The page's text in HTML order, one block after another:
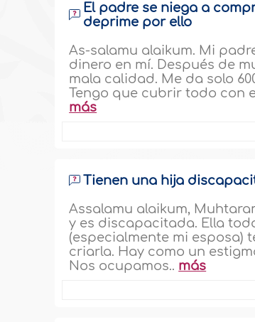
El padre se niega a
deprime por ello
As-salamu alaikum. Mi
dinero en mí. Después de
mala calidad. Me da solo
Tengo que cubrir todo con
más
Tienen una hija
Assalamu alaikum,
y es discapacitada. Ella
(especialmente mi
criarla. Hay como un
Nos ocupamos.. más